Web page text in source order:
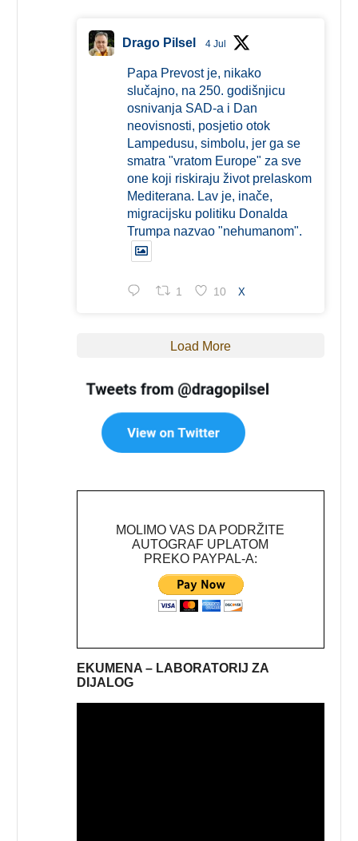
Drago Pilsel 4 Jul
Papa Prevost je, nikako
slučajno, na 250. godišnjicu
osnivanja SAD-a i Dan
neovisnosti, posjetio otok
Lampedusu, simbolu, jer ga se
smatra "vratom Europe" za sve
one koji riskiraju život prelaskom
Mediterana. Lav je, inače,
migracijsku politiku Donalda
Trumpa nazvao "nehumanom".
1 10 X
Load More
MOLIMO VAS DA PODRŽITE
AUTOGRAF UPLATOM
PREKO PAYPAL-A:
EKUMENA – LABORATORIJ ZA
DIJALOG